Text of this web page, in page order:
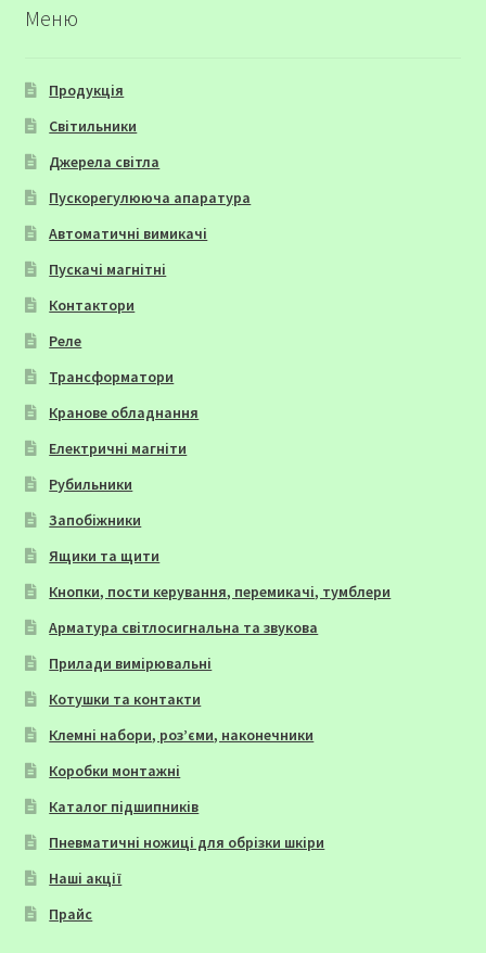
Меню
Продукція
Світильники
Джерела світла
Пускорегулююча апаратура
Автоматичні вимикачі
Пускачі магнітні
Контактори
Реле
Трансформатори
Кранове обладнання
Електричні магніти
Рубильники
Запобіжники
Ящики та щити
Кнопки, пости керування, перемикачі, тумблери
Арматура світлосигнальна та звукова
Прилади вимірювальні
Котушки та контакти
Клемні набори, роз’єми, наконечники
Коробки монтажні
Каталог підшипників
Пневматичні ножиці для обрізки шкіри
Наші акції
Прайс